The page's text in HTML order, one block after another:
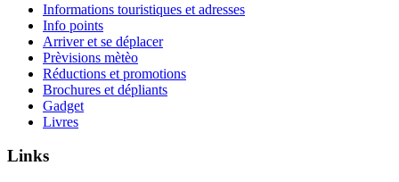
Informations touristiques et adresses
Info points
Arriver et se déplacer
Prèvisions mètèo
Réductions et promotions
Brochures et dépliants
Gadget
Livres
Links